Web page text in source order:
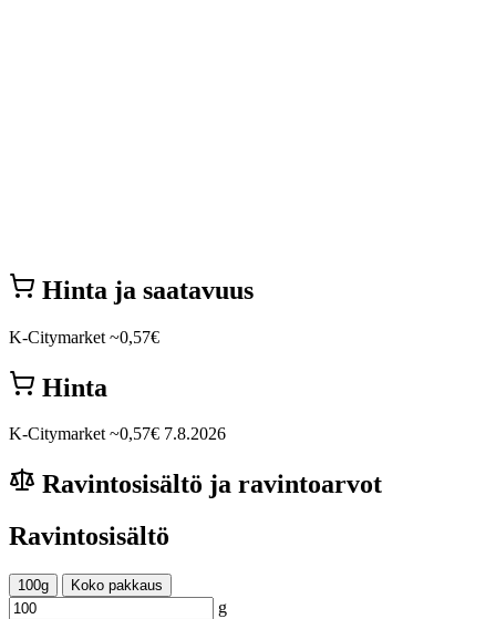
Hinta ja saatavuus
K-Citymarket ~0,57€
Hinta
K-Citymarket ~0,57€ 7.8.2026
Ravintosisältö ja ravintoarvot
Ravintosisältö
100g Koko pakkaus
g